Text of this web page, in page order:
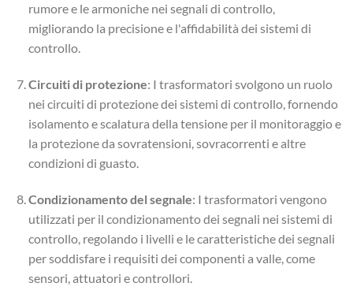
rumore e le armoniche nei segnali di controllo,
migliorando la precisione e l'affidabilità dei sistemi di
controllo.
Circuiti di protezione: I trasformatori svolgono un ruolo
nei circuiti di protezione dei sistemi di controllo, fornendo
isolamento e scalatura della tensione per il monitoraggio e
la protezione da sovratensioni, sovracorrenti e altre
condizioni di guasto.
Condizionamento del segnale: I trasformatori vengono
utilizzati per il condizionamento dei segnali nei sistemi di
controllo, regolando i livelli e le caratteristiche dei segnali
per soddisfare i requisiti dei componenti a valle, come
sensori, attuatori e controllori.